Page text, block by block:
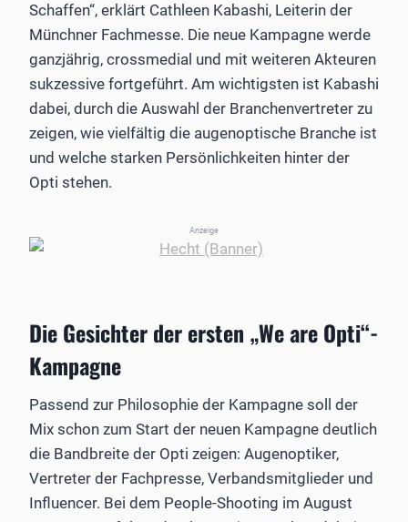
Schaffen“, erklärt Cathleen Kabashi, Leiterin der
Münchner Fachmesse. Die neue Kampagne werde
ganzjährig, crossmedial und mit weiteren Akteuren
sukzessive fortgeführt. Am wichtigsten ist Kabashi
dabei, durch die Auswahl der Branchenvertreter zu
zeigen, wie vielfältig die augenoptische Branche ist
und welche starken Persönlichkeiten hinter der
Opti stehen.
Anzeige
Die Gesichter der ersten „We are Opti“-
Kampagne
Passend zur Philosophie der Kampagne soll der
Mix schon zum Start der neuen Kampagne deutlich
die Bandbreite der Opti zeigen: Augenoptiker,
Vertreter der Fachpresse, Verbandsmitglieder und
Influencer. Bei dem People-Shooting im August